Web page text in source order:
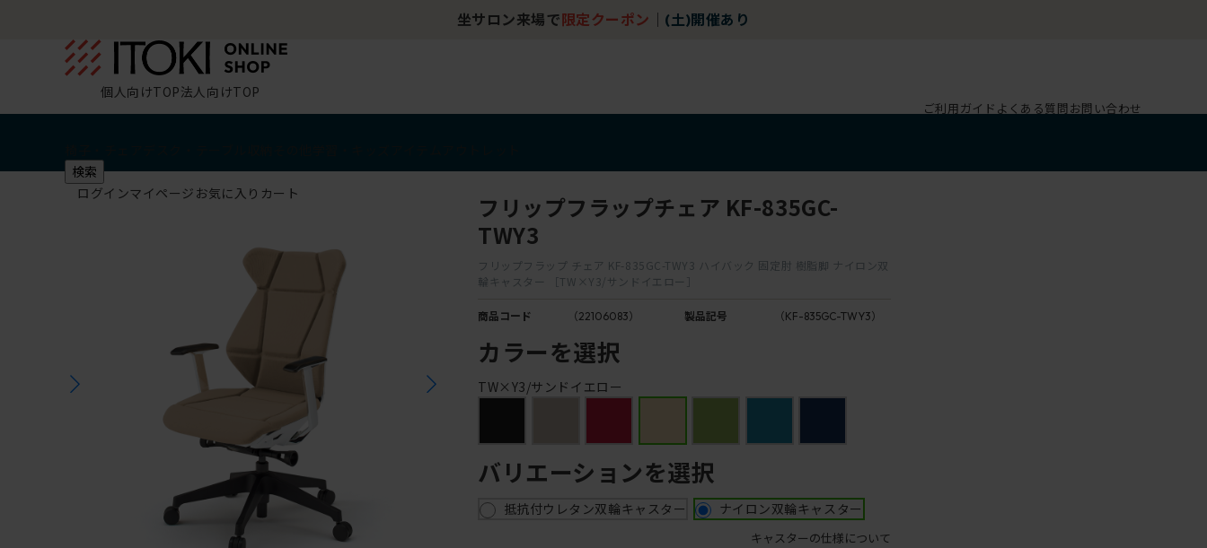
坐サロン来場で 限定クーポン (土)開催あり
個人向けTOP法人向けTOP
ご利用ガイド よくある質問お問い合わせ
検索
ログインマイページ お気に入り カート
フリップフラップチェア KF-835GC-
TWY3
フリップフラップ チェア KF-835GC-TWY3 ハイバック 固定肘 樹脂脚 ナイロン双
輪キャスター ［TW×Y3/サンドイエロー］
商品コード （22106083） 製品記号 （KF-835GC-TWY3）
カラーを選択
TW×Y3/サンドイエロー
バリエーションを選択
抵抗付ウレタン双輪キャスター ナイロン双輪キャスター
キャスターの仕様について